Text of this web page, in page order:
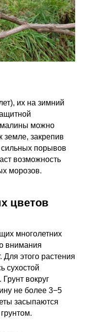
их на зимний
малины можно
земле, закрепив
сильных порывов
возможность
морозов.
цветов
многолетних
внимания
Для этого растения
сухостой
вокруг
не более 3−5
засыпаются